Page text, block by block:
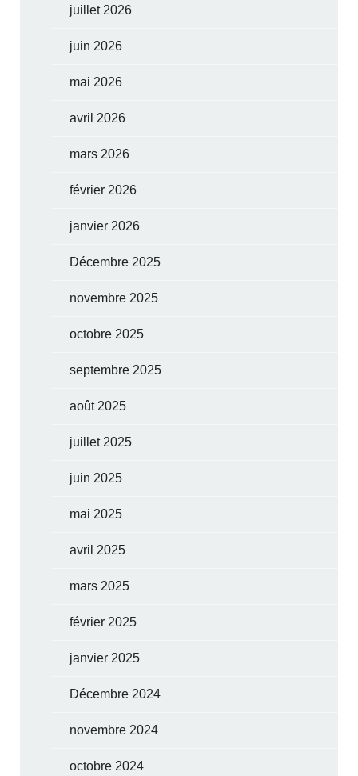
juillet 2026
juin 2026
mai 2026
avril 2026
mars 2026
février 2026
janvier 2026
Décembre 2025
novembre 2025
octobre 2025
septembre 2025
août 2025
juillet 2025
juin 2025
mai 2025
avril 2025
mars 2025
février 2025
janvier 2025
Décembre 2024
novembre 2024
octobre 2024